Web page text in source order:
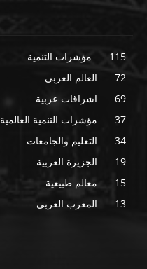
مؤشرات التنمية
115
العالم العربي
72
اشراقات عربية
69
مؤشرات التنمية العالمية
37
التعليم والجامعات
34
الجزيرة العربية
19
معالم طبيعية
15
المغرب العربي
13